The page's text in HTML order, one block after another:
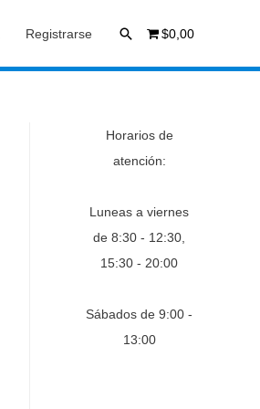
Registrarse Buscar$0,00
Horarios de
atención:
Luneas a viernes
de 8:30 - 12:30,
15:30 - 20:00
Sábados de 9:00 -
13:00